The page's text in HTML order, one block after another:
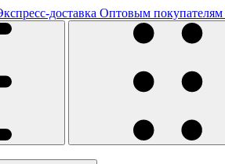
доставка Оптовым покупателям